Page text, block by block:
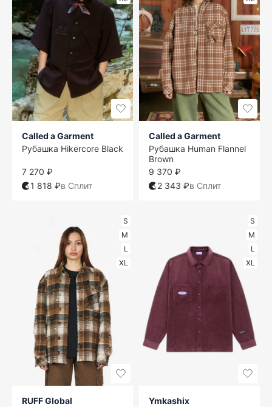
Called a Garment
Рубашка Hikercore Black
7 270 ₽
1 818 ₽в Сплит
Called a Garment
Рубашка Human Flannel
Brown
9 370 ₽
2 343 ₽в Сплит
S
M
L
XL
RUFF Global
S
M
L
XL
Ymkashix